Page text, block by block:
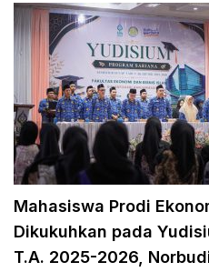
Mahasiswa Prodi
Dikukuhkan pada
T.A. 2025-2026,